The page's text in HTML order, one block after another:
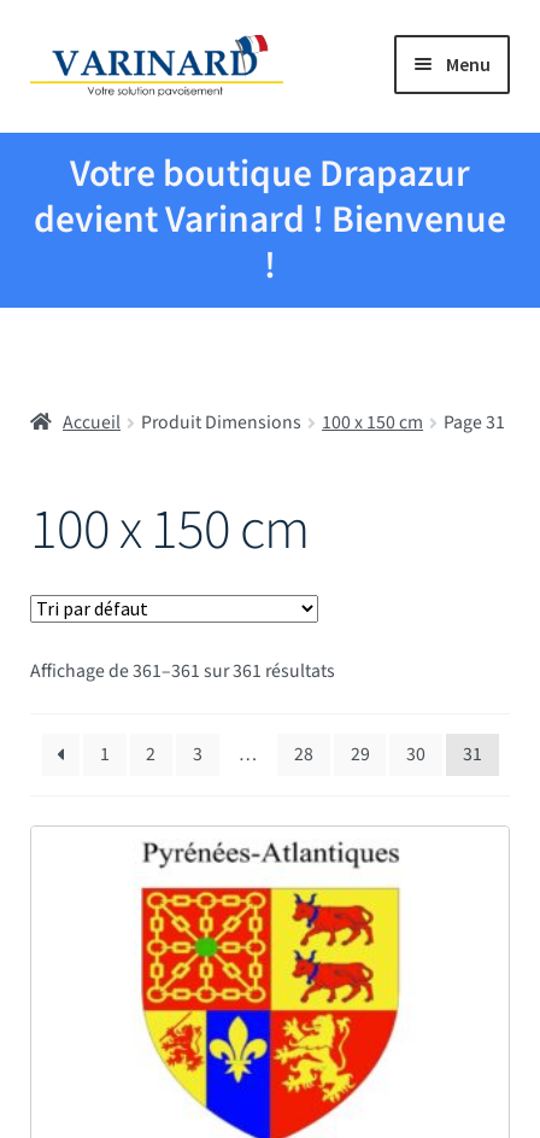
Aller à la navigation
Aller au contenu Menu
Tous les produits
Drapeaux et pavillons
Écoles
Votre boutique Drapazur
devient Varinard ! Bienvenue
!
Accueil Produit Dimensions 100 x 150 cm Page 31
100 x 150 cm
Affichage de 361–361 sur 361 résultats
1 2 3 … 28 29 30 31